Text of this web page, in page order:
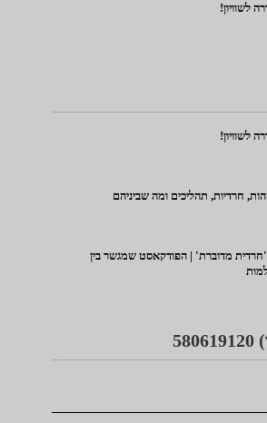
לשוויון!
לשוויון!
חרדיות, תהליכים ומה שביניהם
'חרדית מדוברת' | הפודקאסט שמגשר בין